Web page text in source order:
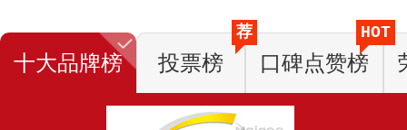
十大品牌榜 投票榜
荐
口碑点赞榜
HOT